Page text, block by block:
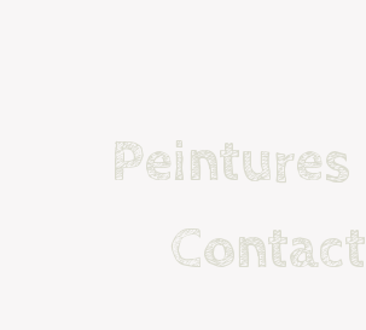
Peintures
Contact